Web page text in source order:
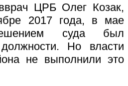
ЦРБ Олег Козак,
2017 года, в мае
суда был
Но власти
не выполнили это